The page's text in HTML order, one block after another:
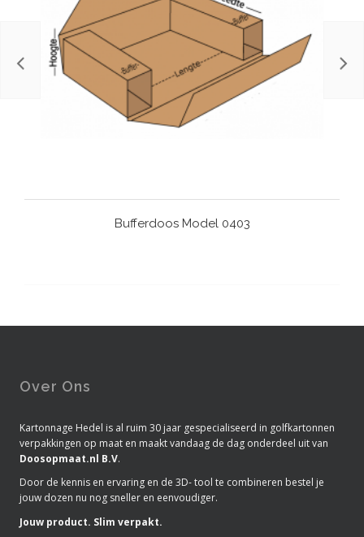
Bufferdoos Model 0403
Over Ons
Kartonnage Hedel is al ruim 30 jaar gespecialiseerd in golfkartonnen
verpakkingen op maat en maakt vandaag de dag onderdeel uit van
Doosopmaat.nl B.V.
Door de kennis en ervaring en de 3D- tool te combineren bestel je
jouw dozen nu nog sneller en eenvoudiger.
Jouw product. Slim verpakt.